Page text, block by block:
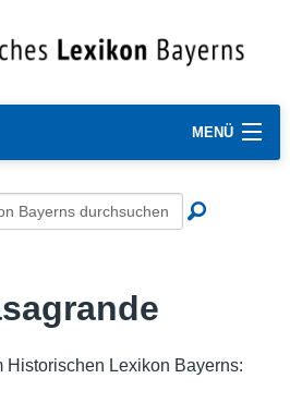
MENÜ
Historischen Lexikon Bayerns: